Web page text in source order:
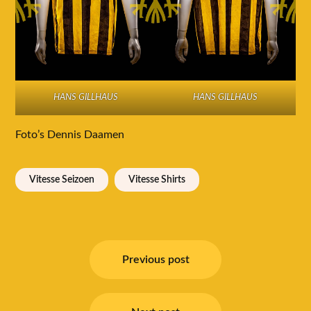
HANS GILLHAUS HANS GILLHAUS
Foto’s Dennis Daamen
Vitesse Seizoen Vitesse Shirts
Previous post